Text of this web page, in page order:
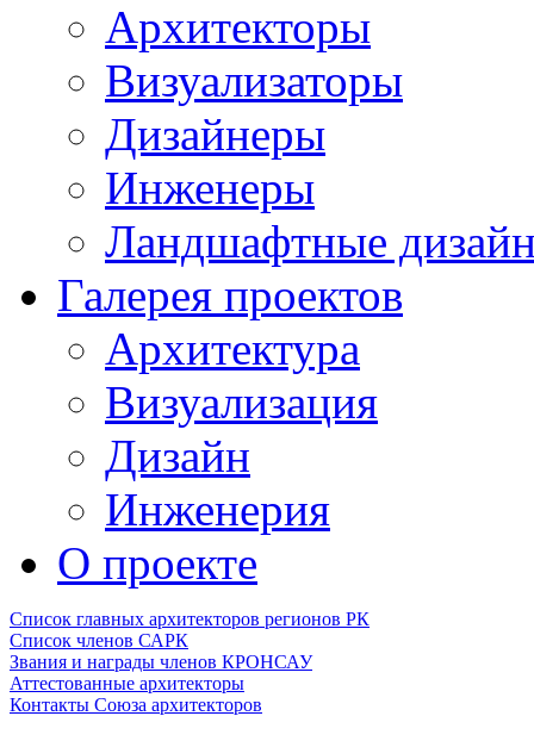
Архитекторы
Визуализаторы
Дизайнеры
Инженеры
Ландшафтные
Галерея проектов
Архитектура
Визуализация
Дизайн
Инженерия
О проекте
Список главных архитекторов регионов РК
Список членов САРК
Звания и награды членов КРОНСАУ
Аттестованные архитекторы
Контакты Союза архитекторов